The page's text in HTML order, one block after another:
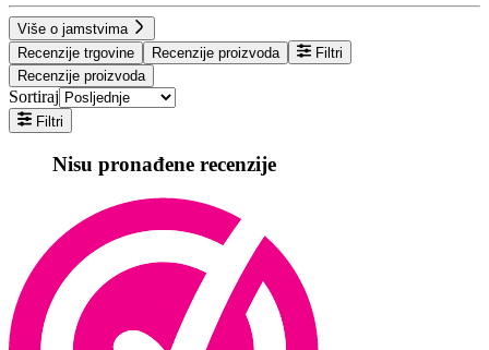
Više o jamstvima
Recenzije trgovine
Recenzije proizvoda
Filtri
Recenzije proizvoda
Sortiraj
Filtri
Nisu pronađene recenzije